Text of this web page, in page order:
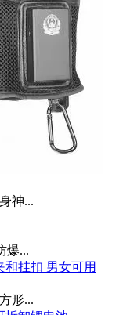
神...
爆...
形...